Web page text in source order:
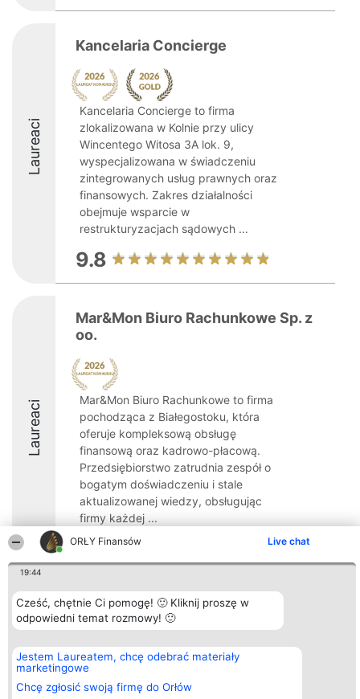
ORŁY Finansów Live chat
19:44
Cześć, chętnie Ci pomogę! 🙂 Kliknij proszę w
odpowiedni temat rozmowy! 🙂
Jestem Laureatem, chcę odebrać materiały
marketingowe
Chcę zgłosić swoją firmę do Orłów
Laureaci
Kancelaria Concierge
Kancelaria Concierge to firma
zlokalizowana w Kolnie przy ulicy
Wincentego Witosa 3A lok. 9,
wyspecjalizowana w świadczeniu
zintegrowanych usług prawnych oraz
finansowych. Zakres działalności
obejmuje wsparcie w
restrukturyzacjach sądowych ...
9.8
Laureaci
Mar&Mon Biuro Rachunkowe Sp. z
oo.
Mar&Mon Biuro Rachunkowe to firma
pochodząca z Białegostoku, która
oferuje kompleksową obsługę
finansową oraz kadrowo-płacową.
Przedsiębiorstwo zatrudnia zespół o
bogatym doświadczeniu i stale
aktualizowanej wiedzy, obsługując
firmy każdej ...
8.7
Organizator plebiscytu
Bright Side Solutions sp. z o.
o. sp. k.
Wrocław 50-079
KRS 0000749100 | Regon
381313360 | NIP 8943132676
+48 508 492 400
Plebiscyt
Laureaci
Lista
Laureatów
Zasady
Polityka
Kontakt